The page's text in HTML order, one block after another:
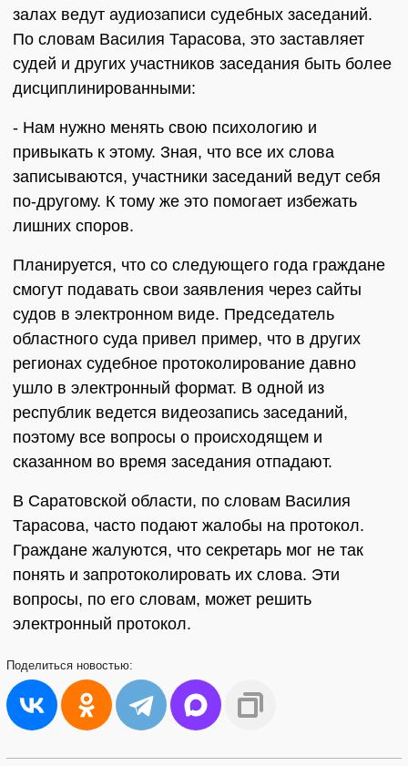
залах ведут аудиозаписи судебных заседаний.
По словам Василия Тарасова, это заставляет
судей и других участников заседания быть более
дисциплинированными:
- Нам нужно менять свою психологию и
привыкать к этому. Зная, что все их слова
записываются, участники заседаний ведут себя
по-другому. К тому же это помогает избежать
лишних споров.
Планируется, что со следующего года граждане
смогут подавать свои заявления через сайты
судов в электронном виде. Председатель
областного суда привел пример, что в других
регионах судебное протоколирование давно
ушло в электронный формат. В одной из
республик ведется видеозапись заседаний,
поэтому все вопросы о происходящем и
сказанном во время заседания отпадают.
В Саратовской области, по словам Василия
Тарасова, часто подают жалобы на протокол.
Граждане жалуются, что секретарь мог не так
понять и запротоколировать их слова. Эти
вопросы, по его словам, может решить
электронный протокол.
Поделиться новостью: